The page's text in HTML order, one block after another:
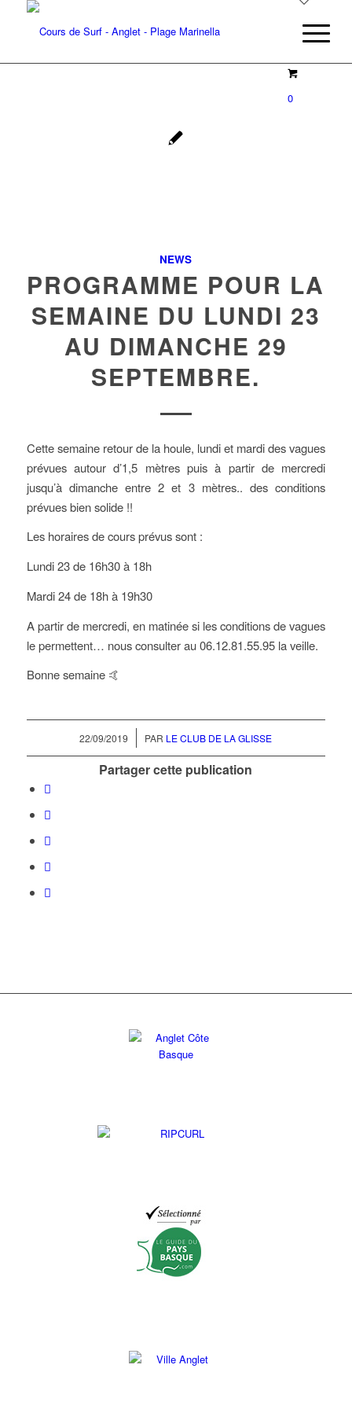
0
NEWS
PROGRAMME POUR LA
SEMAINE DU LUNDI 23
AU DIMANCHE 29
SEPTEMBRE.
Cette semaine retour de la houle, lundi et mardi des vagues
prévues autour d’1,5 mètres puis à partir de mercredi
jusqu’à dimanche entre 2 et 3 mètres.. des conditions
prévues bien solide !!
Les horaires de cours prévus sont :
Lundi 23 de 16h30 à 18h
Mardi 24 de 18h à 19h30
A partir de mercredi, en matinée si les conditions de vagues
le permettent… nous consulter au 06.12.81.55.95 la veille.
Bonne semaine 🤙
22/09/2019
/ PAR LE CLUB DE LA GLISSE
Partager cette publication